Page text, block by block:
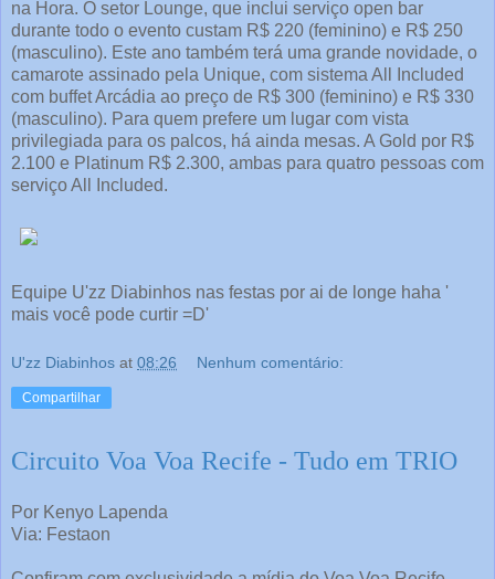
na Hora. O setor Lounge, que inclui serviço open bar
durante todo o evento custam R$ 220 (feminino) e R$ 250
(masculino). Este ano também terá uma grande novidade, o
camarote assinado pela Unique, com sistema All Included
com buffet Arcádia ao preço de R$ 300 (feminino) e R$ 330
(masculino). Para quem prefere um lugar com vista
privilegiada para os palcos, há ainda mesas. A Gold por R$
2.100 e Platinum R$ 2.300, ambas para quatro pessoas com
serviço All Included.
Equipe U'zz Diabinhos nas festas por ai de longe haha '
mais você pode curtir =D'
U'zz Diabinhos at 08:26 Nenhum comentário:
Compartilhar
Circuito Voa Voa Recife - Tudo em TRIO
Por Kenyo Lapenda
Via: Festaon